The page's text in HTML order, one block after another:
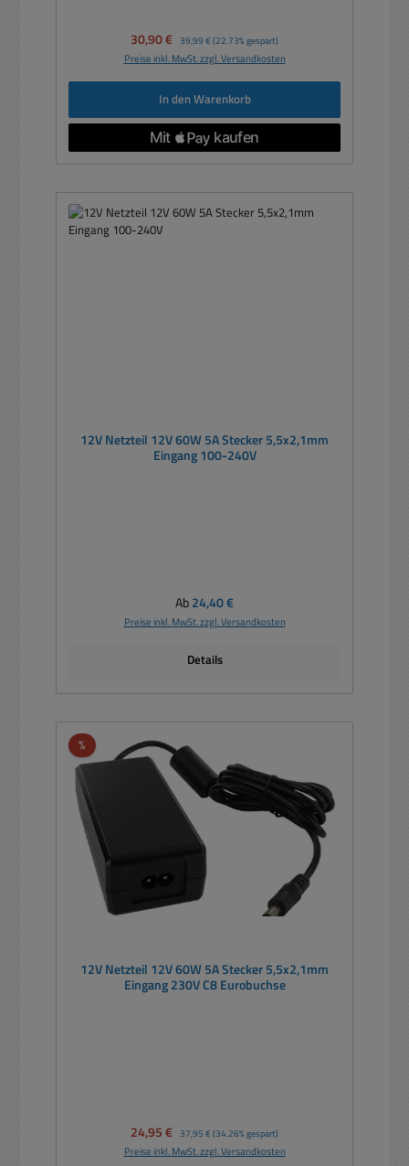
Verkaufspreis:
30,90 € Regulärer Preis:
39,99 € (22.73% gespart)
Preise inkl. MwSt. zzgl. Versandkosten
In den Warenkorb
12V Netzteil 12V 60W 5A Stecker 5,5x2,1mm
Eingang 100-240V
Regulärer Preis:
Ab24,40 €
Preise inkl. MwSt. zzgl. Versandkosten
Details
%Rabatt
12V Netzteil 12V 60W 5A Stecker 5,5x2,1mm
Eingang 230V C8 Eurobuchse
Verkaufspreis:
24,95 € Regulärer Preis:
37,95 € (34.26% gespart)
Preise inkl. MwSt. zzgl. Versandkosten